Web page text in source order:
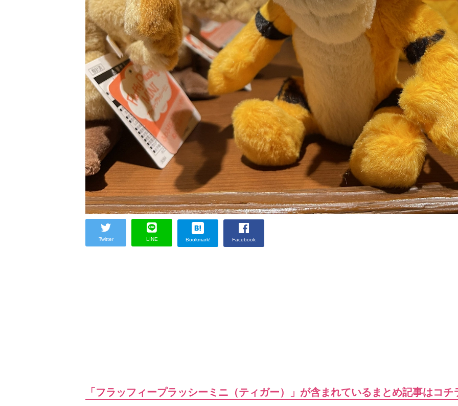
Twitter LINE Bookmark! Facebook
「フラッフィープラッシーミニ（ティガー）」が含まれているまとめ記事はコチ